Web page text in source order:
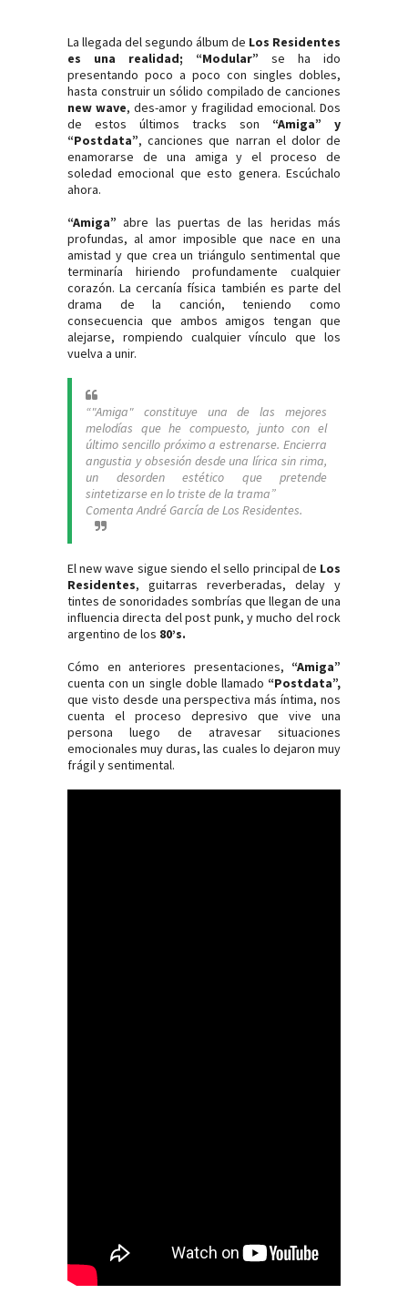
La llegada del segundo álbum de Los Residentes
es una realidad; “Modular” se ha ido
presentando poco a poco con singles dobles,
hasta construir un sólido compilado de canciones
new wave, des-amor y fragilidad emocional. Dos
de estos últimos tracks son “Amiga” y
“Postdata”, canciones que narran el dolor de
enamorarse de una amiga y el proceso de
soledad emocional que esto genera. Escúchalo
ahora.
“Amiga”abre las puertas de las heridas más
profundas, al amor imposible que nace en una
amistad y que crea un triángulo sentimental que
terminaría hiriendo profundamente cualquier
corazón. La cercanía física también es parte del
drama de la canción, teniendo como
consecuencia que ambos amigos tengan que
alejarse, rompiendo cualquier vínculo que los
vuelva a unir.
“"Amiga" constituye una de las mejores
melodías que he compuesto, junto con el
último sencillo próximo a estrenarse. Encierra
angustia y obsesión desde una lírica sin rima,
un desorden estético que pretende
sintetizarse en lo triste de la trama”
Comenta André García de Los Residentes.
El new wave sigue siendo el sello principal de Los
Residentes, guitarras reverberadas, delay y
tintes de sonoridades sombrías que llegan de una
influencia directa del post punk, y mucho del rock
argentino de los 80’s.
Cómo en anteriores presentaciones, “Amiga”
cuenta con un single doble llamado “Postdata”,
que visto desde una perspectiva más íntima, nos
cuenta el proceso depresivo que vive una
persona luego de atravesar situaciones
emocionales muy duras, las cuales lo dejaron muy
frágil y sentimental.